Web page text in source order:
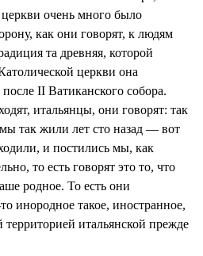
очень много было
как они говорят, к людям
та древняя, которой
церкви она
II Ватиканского собора.
итальянцы, они говорят: так
так жили лет сто назад — вот
и постились мы, как
то есть говорят это то, что
родное. То есть они
инородное такое, иностранное,
территорией итальянской прежде